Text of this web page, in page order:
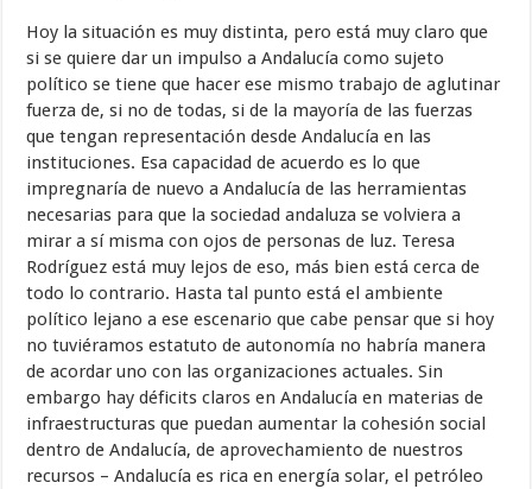
Hoy la situación es muy distinta, pero está muy claro que
si se quiere dar un impulso a Andalucía como sujeto
político se tiene que hacer ese mismo trabajo de aglutinar
fuerza de, si no de todas, si de la mayoría de las fuerzas
que tengan representación desde Andalucía en las
instituciones. Esa capacidad de acuerdo es lo que
impregnaría de nuevo a Andalucía de las herramientas
necesarias para que la sociedad andaluza se volviera a
mirar a sí misma con ojos de personas de luz. Teresa
Rodríguez está muy lejos de eso, más bien está cerca de
todo lo contrario. Hasta tal punto está el ambiente
político lejano a ese escenario que cabe pensar que si hoy
no tuviéramos estatuto de autonomía no habría manera
de acordar uno con las organizaciones actuales. Sin
embargo hay déficits claros en Andalucía en materias de
infraestructuras que puedan aumentar la cohesión social
dentro de Andalucía, de aprovechamiento de nuestros
recursos – Andalucía es rica en energía solar, el petróleo